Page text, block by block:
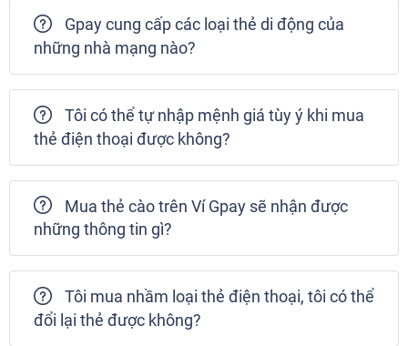
Gpay cung cấp các loại thẻ di động của
những nhà mạng nào?
Tôi có thể tự nhập mệnh giá tùy ý khi mua
thẻ điện thoại được không?
Mua thẻ cào trên Ví Gpay sẽ nhận được
những thông tin gì?
Tôi mua nhầm loại thẻ điện thoại, tôi có thể
đổi lại thẻ được không?